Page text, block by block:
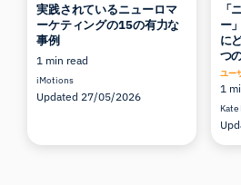
実践されているニューロマ
ーケティングの15の有力な
事例
1 min read
iMotions
Updated 27/05/2026
「
ー
に
つ
ユー
1